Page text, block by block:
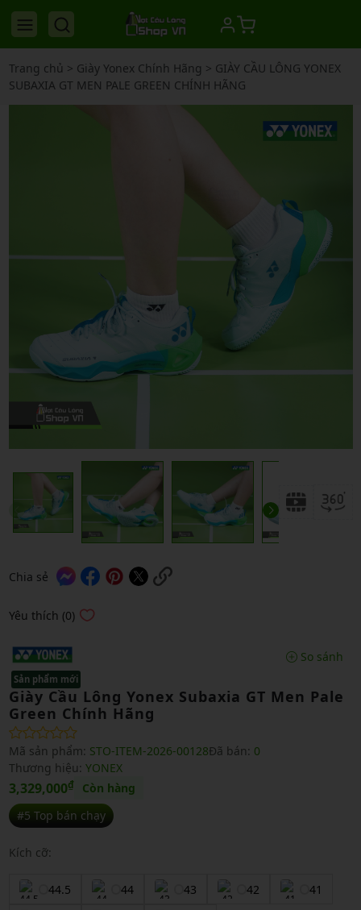
Trang chủ > Giày Yonex Chính Hãng > GIÀY CẦU LÔNG YONEX
SUBAXIA GT MEN PALE GREEN CHÍNH HÃNG
Chia sẻ
Yêu thích (0)
So sánh
Sản phẩm mới
Giày Cầu Lông Yonex Subaxia GT Men Pale
Green Chính Hãng
Mã sản phẩm: STO-ITEM-2026-00128Đã bán: 0
Thương hiệu: YONEX
3,329,000₫
Còn hàng
#5 Top bán chạy
Kích cỡ:
44.5 44 43 42
41